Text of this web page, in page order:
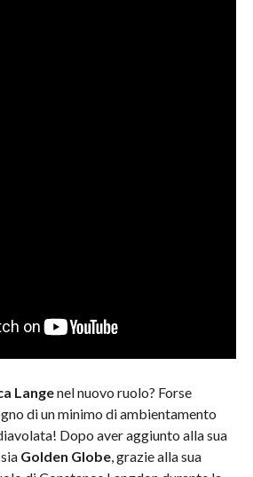
Langenel nuovo ruolo? Forse
di un minimo di ambientamento
Dopo aver aggiunto alla sua
Golden Globe, grazie alla sua